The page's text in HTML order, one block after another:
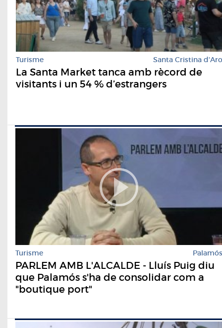
Turisme Santa Cristina d'Aro
La Santa Market tanca amb rècord de
visitants i un 54 % d’estrangers
Turisme Palamós
PARLEM AMB L'ALCALDE - Lluís Puig diu
que Palamós s'ha de consolidar com a
"boutique port"